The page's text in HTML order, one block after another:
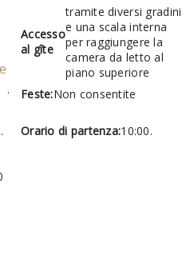
.
Accesso
al gîte
tramite diversi gradini
e una scala interna
per raggiungere la
camera da letto al
piano superiore
Feste:Non consentite
Orario di partenza:10:00.